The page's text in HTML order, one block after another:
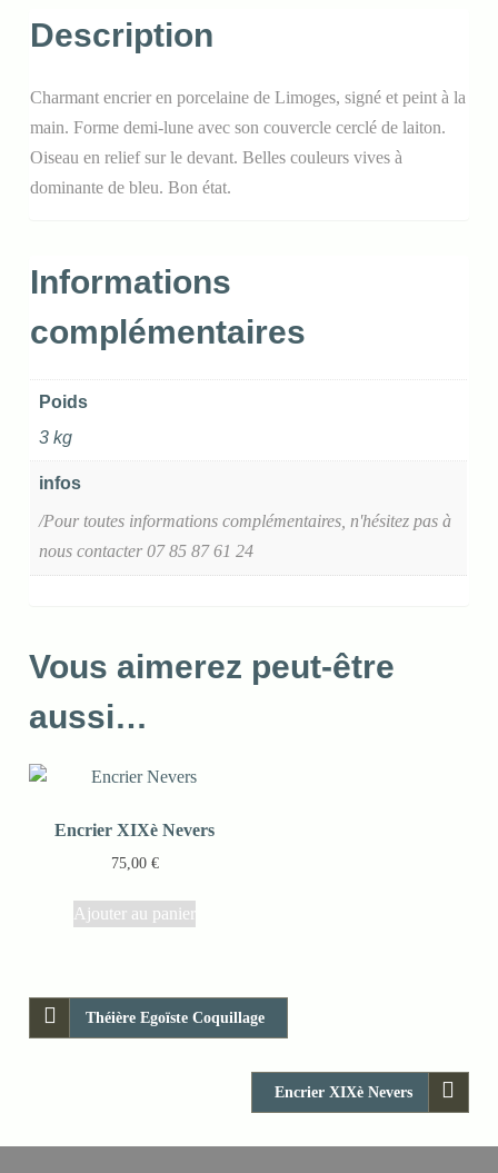
Description
Charmant encrier en porcelaine de Limoges, signé et peint à la
main. Forme demi-lune avec son couvercle cerclé de laiton.
Oiseau en relief sur le devant. Belles couleurs vives à
dominante de bleu. Bon état.
Informations
complémentaires
Poids
3 kg
infos
/Pour toutes informations complémentaires, n'hésitez pas à
nous contacter 07 85 87 61 24
Vous aimerez peut-être
aussi…
Encrier XIXè Nevers
75,00 €
Ajouter au panier
Théière Egoïste Coquillage
Encrier XIXè Nevers